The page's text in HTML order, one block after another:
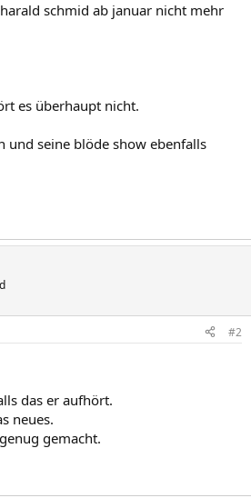
schmid ab januar nicht mehr
es überhaupt nicht.
und seine blöde show ebenfalls
#2
das er aufhört.
neues.
gemacht.